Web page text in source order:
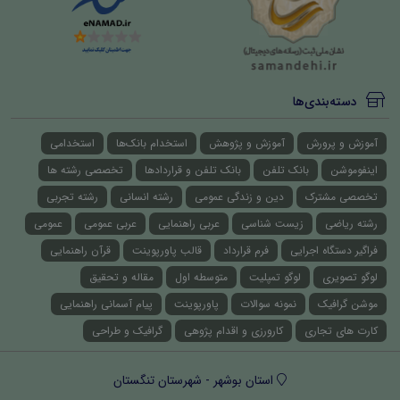
دسته‌بندی‌ها
آموزش و پرورش آموزش و پژوهش استخدام بانک‌ها
استخدامی
اینفوموشن
بانک تلفن بانک تلفن و قراردادها
تخصصی رشته ها
تخصصی مشترک
دین و زندگی عمومی رشته انسانی
رشته تجربی
رشته ریاضی
زیست شناسی عربی راهنمایی عربی عمومی
عمومی
فراگیر دستگاه اجرایی
فرم قرارداد قالب پاورپوینت
قرآن راهنمایی
لوگو تصویری
لوگو تمپلیت متوسطه اول
مقاله و تحقیق
موشن گرافیک
نمونه سوالات پاورپوینت
پیام آسمانی راهنمایی
کارت های تجاری
کارورزی و اقدام پژوهی گرافیک و طراحی
استان بوشهر - شهرستان تنگستان